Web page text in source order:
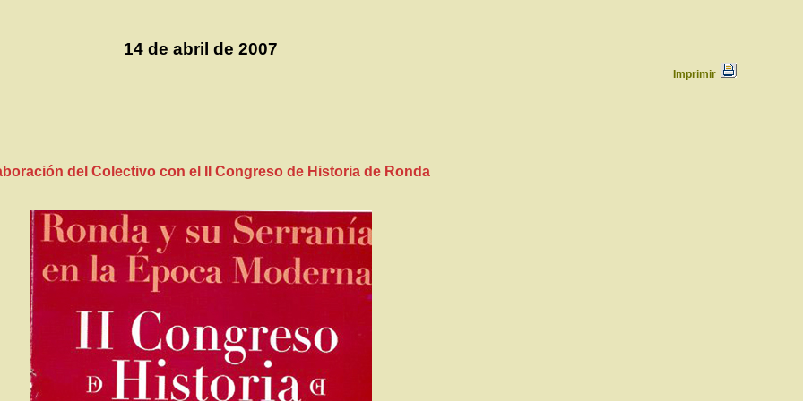
14 de abril de 2007
Imprimir
del Colectivo con el II Congreso de Historia de Ronda